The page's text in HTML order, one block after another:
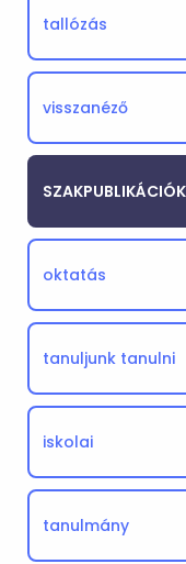
tallózás
visszanéző
oktatás
tanuljunk tanulni
iskolai
tanulmány